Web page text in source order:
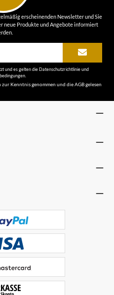
erscheinenden Newsletter und Sie
neue Produkte und Angebote informiert
und es gelten dieDatenschutzrichtlinieund
zur Kenntnis genommen und dieAGBgelesen